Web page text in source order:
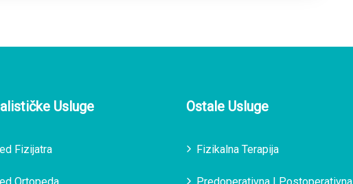
Usluge
Fizijatra
Ostale Usluge
Fizikalna Terapija